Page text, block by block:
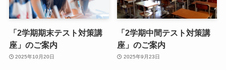
「2学期期末テスト対策講
座」のご案内
2025年10月20日
「2学期中間テスト対策講
座」のご案内
2025年9月23日